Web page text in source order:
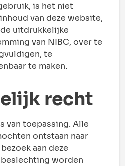
is het niet
van deze website,
uitdrukkelijke
van NIBC, over te
te
te maken.
recht
van toepassing. Alle
ontstaan naar
aan deze
worden